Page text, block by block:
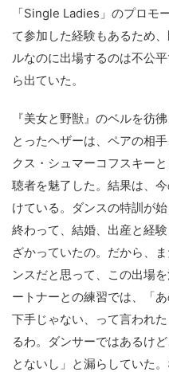
「Single Ladies」のプロモ
て参加した経験もあるため
ルなのに出場するのは不公
ら出ていた。
『美女と野獣』のベルを彷
とったヘザーは、ペアの相
クス・シュマーコフスキー
聴者を魅了した。結果は、
けている。ダンスの特訓が
終わって、結婚、出産と経
ざかっていたの。だから、
ンスだと思って、この出場
ートナーとの練習では、「
下手じゃない、って言われ
るわ。ダンサーではあるけ
とないし」と漏らしていた。